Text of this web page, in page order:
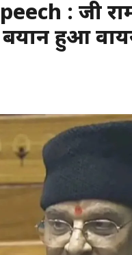
: जी राम
बयान हुआ